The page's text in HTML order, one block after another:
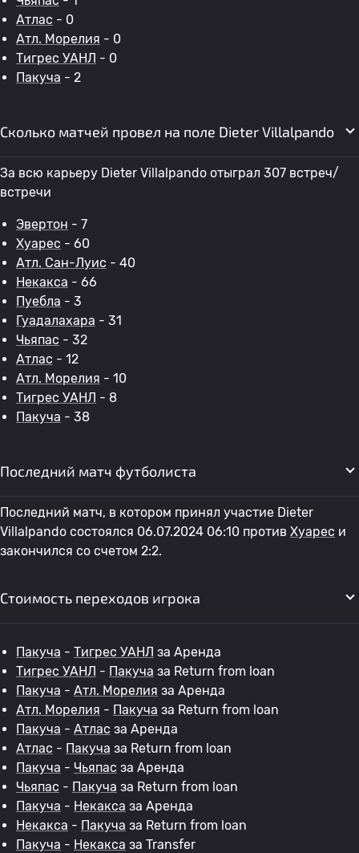
Атлас - 0
Атл. Морелия - 0
Тигрес УАНЛ - 0
Пакуча - 2
Сколько матчей провел на поле Dieter Villalpando
За всю карьеру Dieter Villalpando отыграл 307 встреч/
встречи
Эвертон - 7
Хуарес - 60
Атл. Сан-Луис - 40
Некакса - 66
Пуебла - 3
Гуадалахара - 31
Чьяпас - 32
Атлас - 12
Атл. Морелия - 10
Тигрес УАНЛ - 8
Пакуча - 38
Последний матч футболиста
Последний матч, в котором принял участие Dieter
Villalpando состоялся 06.07.2024 06:10 против Хуарес и
закончился со счетом 2:2.
Стоимость переходов игрока
Пакуча - Тигрес УАНЛ за Аренда
Тигрес УАНЛ - Пакуча за Return from loan
Пакуча - Атл. Морелия за Аренда
Атл. Морелия - Пакуча за Return from loan
Пакуча - Атлас за Аренда
Атлас - Пакуча за Return from loan
Пакуча - Чьяпас за Аренда
Чьяпас - Пакуча за Return from loan
Пакуча - Некакса за Аренда
Некакса - Пакуча за Return from loan
Пакуча - Некакса за Transfer